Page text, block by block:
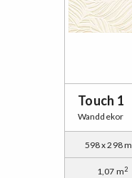
Touch 1
Wanddekor
598 x 298
1,07 m2